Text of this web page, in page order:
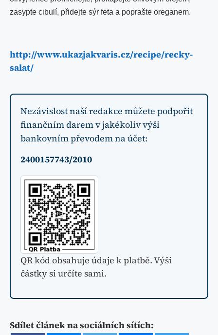
zasypte cibulí, přidejte sýr feta a poprašte oreganem.
http://www.ukazjakvaris.cz/recipe/recky-
salat/
Nezávislost naší redakce můžete podpořit
finančním darem v jakékoliv výši
bankovním převodem na účet:
2400157743/2010
QR kód obsahuje údaje k platbě. Výši
částky si určíte sami.
Sdílet článek na sociálních sítích: